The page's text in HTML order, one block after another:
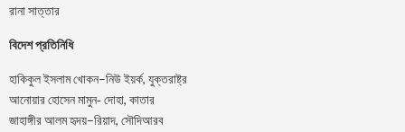
রানা সাত্তার
বিদেশ প্রতিনিধি
হাকিকুল ইসলাম খোকন–নিউ ইয়র্ক, যুক্তরাষ্ট্র
আনোয়ার হোসেন মামুন- দোহা, কাতার
জাহাঙ্গীর আলম হৃদয়–রিয়াদ, সৌদিআরব